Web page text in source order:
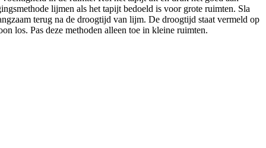
lijmen als het tapijt bedoeld is voor grote ruimten. Sla
terug na de droogtijd van lijm. De droogtijd staat vermeld op
los. Pas deze methoden alleen toe in kleine ruimten.